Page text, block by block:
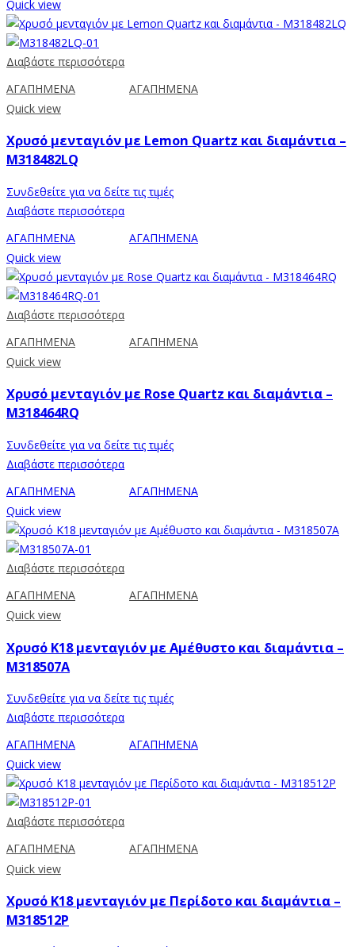
Quick view
Διαβάστε περισσότερα
ΑΓΑΠΗΜΕΝΑ
ΑΓΑΠΗΜΕΝΑ
Quick view
Χρυσό μενταγιόν με Lemon Quartz και διαμάντια –
M318482LQ
Συνδεθείτε για να δείτε τις τιμές
Διαβάστε περισσότερα
ΑΓΑΠΗΜΕΝΑ
ΑΓΑΠΗΜΕΝΑ
Quick view
Διαβάστε περισσότερα
ΑΓΑΠΗΜΕΝΑ
ΑΓΑΠΗΜΕΝΑ
Quick view
Χρυσό μενταγιόν με Rose Quartz και διαμάντια –
M318464RQ
Συνδεθείτε για να δείτε τις τιμές
Διαβάστε περισσότερα
ΑΓΑΠΗΜΕΝΑ
ΑΓΑΠΗΜΕΝΑ
Quick view
Διαβάστε περισσότερα
ΑΓΑΠΗΜΕΝΑ
ΑΓΑΠΗΜΕΝΑ
Quick view
Χρυσό Κ18 μενταγιόν με Αμέθυστο και διαμάντια –
M318507A
Συνδεθείτε για να δείτε τις τιμές
Διαβάστε περισσότερα
ΑΓΑΠΗΜΕΝΑ
ΑΓΑΠΗΜΕΝΑ
Quick view
Διαβάστε περισσότερα
ΑΓΑΠΗΜΕΝΑ
ΑΓΑΠΗΜΕΝΑ
Quick view
Χρυσό Κ18 μενταγιόν με Περίδοτο και διαμάντια –
M318512P